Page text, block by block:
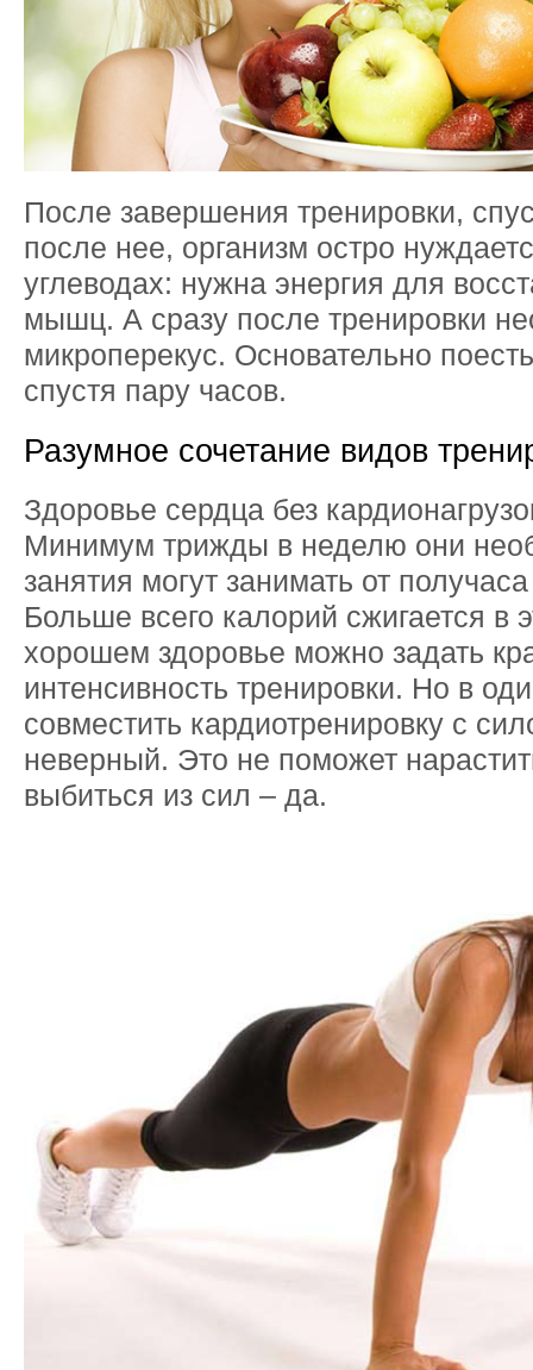
После завершения тренировки,
после нее, организм остро
углеводах: нужна энергия для
мышц. А сразу после тренировки
микроперекус. Основательно
спустя пару часов.
Разумное сочетание видов
Здоровье сердца без
Минимум трижды в неделю они
занятия могут занимать от
Больше всего калорий сжигается в
хорошем здоровье можно задать
интенсивность тренировки. Но в
совместить кардиотренировку с
неверный. Это не поможет
выбиться из сил – да.